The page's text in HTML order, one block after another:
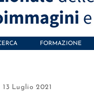
FORMAZIONE
13 Luglio 2021